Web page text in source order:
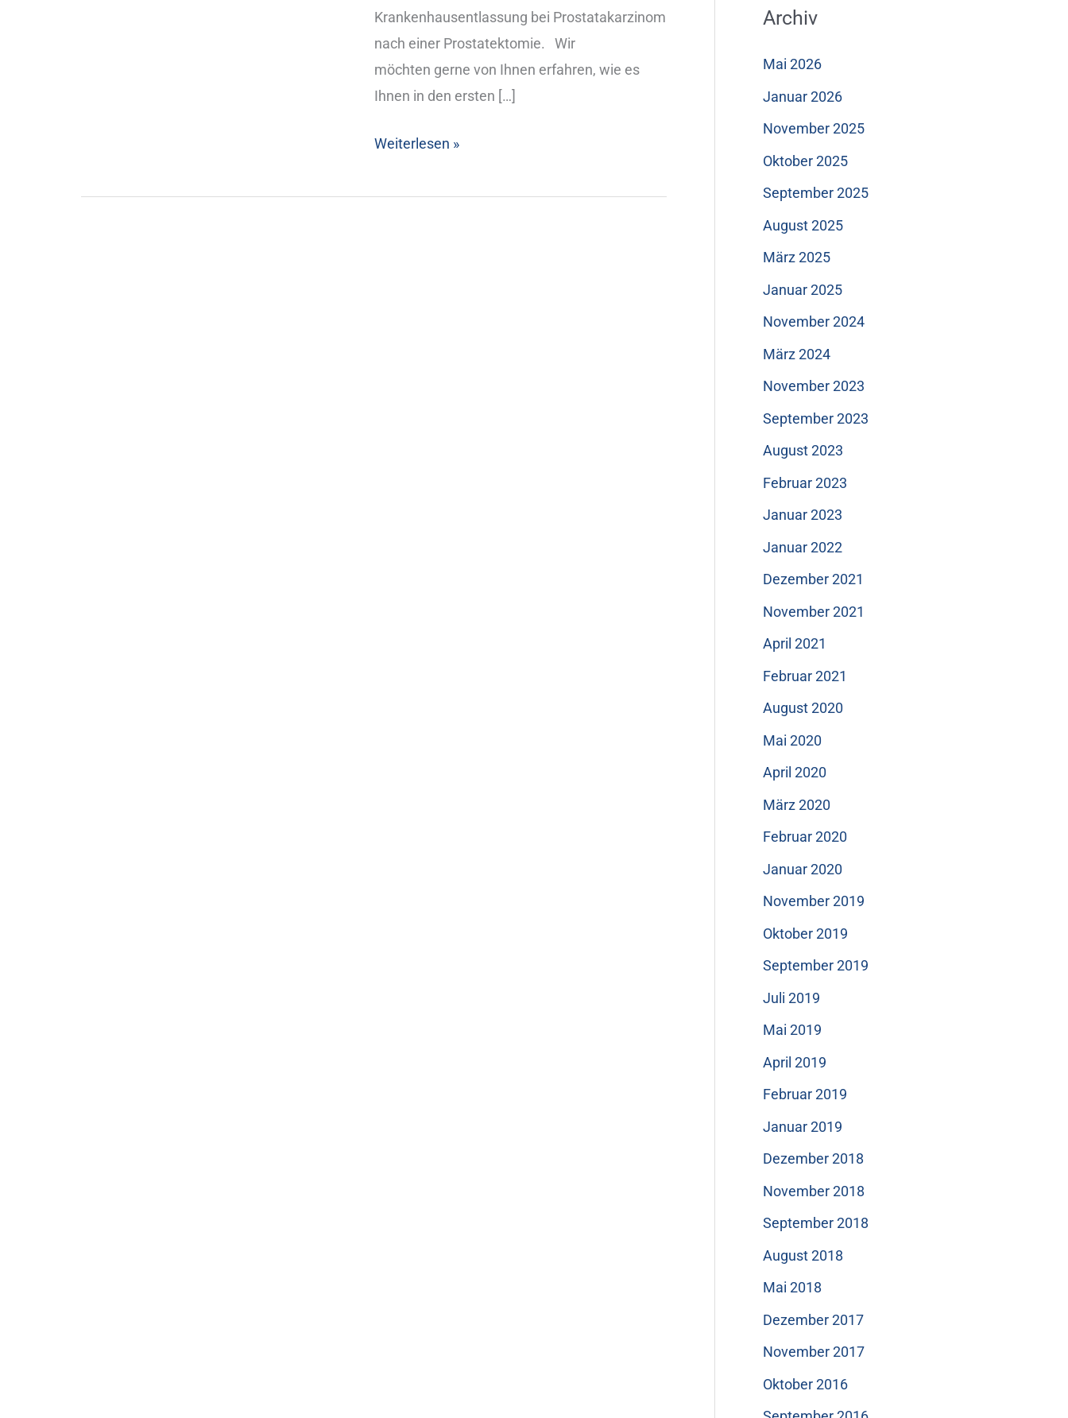
Krankenhausentlassung bei Prostatakarzinom
nach einer Prostatektomie. Wir
möchten gerne von Ihnen erfahren, wie es
Ihnen in den ersten […]
Weiterlesen »
Archiv
Mai 2026
Januar 2026
November 2025
Oktober 2025
September 2025
August 2025
März 2025
Januar 2025
November 2024
März 2024
November 2023
September 2023
August 2023
Februar 2023
Januar 2023
Januar 2022
Dezember 2021
November 2021
April 2021
Februar 2021
August 2020
Mai 2020
April 2020
März 2020
Februar 2020
Januar 2020
November 2019
Oktober 2019
September 2019
Juli 2019
Mai 2019
April 2019
Februar 2019
Januar 2019
Dezember 2018
November 2018
September 2018
August 2018
Mai 2018
Dezember 2017
November 2017
Oktober 2016